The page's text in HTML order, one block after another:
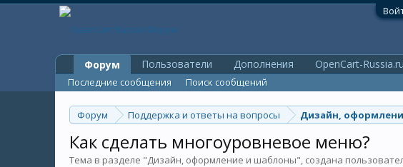
Форум Поддержка и ответы на вопросы Дизайн,
Как сделать многоуровневое меню?
Тема в разделе "Дизайн, оформление и шаблоны", создана
Форум
Последние сообщения Поиск сообщений
Пользователи Дополнения OpenCart-Russia.ru